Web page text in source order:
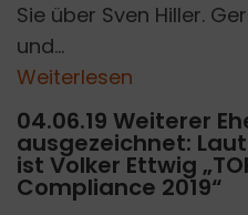
Sie über Sven Hiller.
und...
Weiterlesen
04.06.19 Weiterer
ausgezeichnet:
ist Volker Ettwig
Compliance 2019“